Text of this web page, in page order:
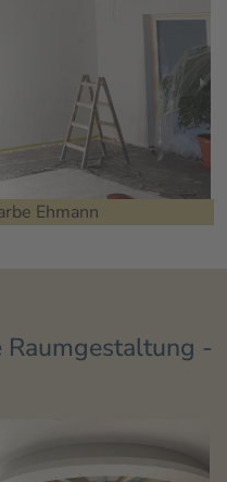
Ehmann
Raumgestaltung -